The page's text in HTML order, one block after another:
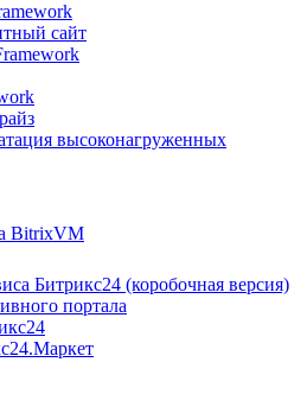
сайт
высоконагруженных
BitrixVM
Битрикс24 (коробочная версия)
портала